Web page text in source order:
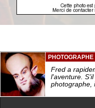
Fred a
l'aventure.
photographe,